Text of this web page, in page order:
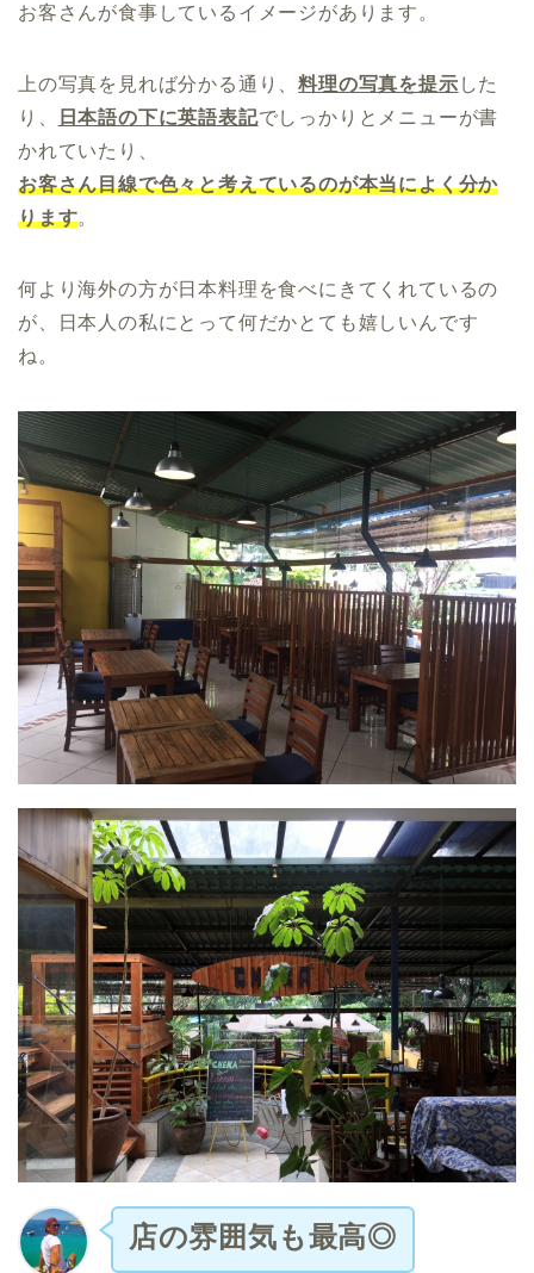
お客さんが食事しているイメージがあります。
上の写真を見れば分かる通り、料理の写真を提示 した
り、
日本語の下に英語表記でしっかりとメニューが書
かれていたり、
お客さん目線で色々と考えているのが本当によく分か
ります。
何より海外の方が日本料理を食べにきてくれているの
が、日本人の私にとって何だかとても嬉しいんです
ね。
店の雰囲気も最高◎